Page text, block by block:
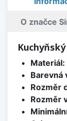
O značce
Materiál:
Barevná
Rozměr
Rozměr